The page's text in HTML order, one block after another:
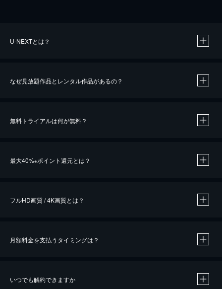
U-NEXTとは？
なぜ見放題作品とレンタル作品があるの？
無料トライアルは何が無料？
最大40%※ポイント還元とは？
※40％ポイント還元の対象は、クレジットカード決済による作品の購入 / レンタルです。
フルHD画質 / 4K画質とは？
月額料金を支払うタイミングは？
いつでも解約できますか